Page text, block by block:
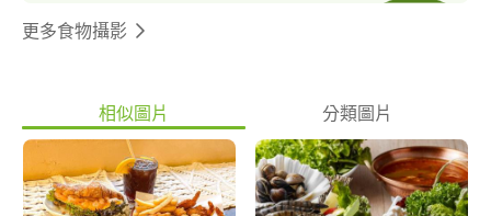
更多食物攝影
相似圖片 分類圖片